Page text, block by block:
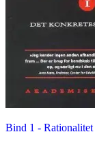
Bind 1 -